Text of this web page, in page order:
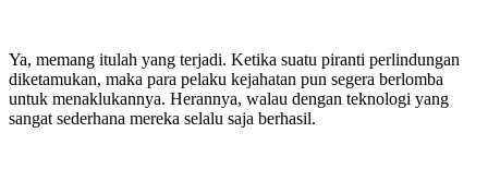
Ya, memang itulah yang terjadi. Ketika suatu piranti perlindungan
diketamukan, maka para pelaku kejahatan pun segera berlomba
untuk menaklukannya. Herannya, walau dengan teknologi yang
sangat sederhana mereka selalu saja berhasil.